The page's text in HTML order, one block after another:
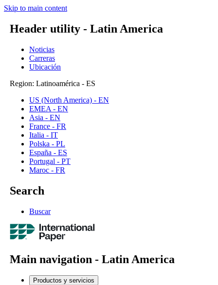
Skip to main content
Header utility - Latin America
Noticias
Carreras
Ubicación
Region: Latinoamérica - ES
US (North America) - EN
EMEA - EN
Asia - EN
France - FR
Italia - IT
Polska - PL
España - ES
Portugal - PT
Maroc - FR
Search
Buscar
Main navigation - Latin America
Productos y servicios